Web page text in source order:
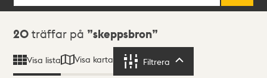
Sökresultat
20 träffar på skeppsbron
Visa lista Visa karta Filtrera